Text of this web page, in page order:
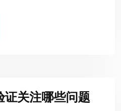
证关注哪些问题